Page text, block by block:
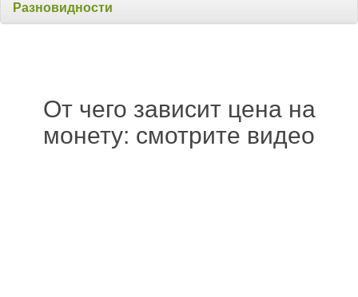
Разновидности
От чего зависит цена на
монету: смотрите видео